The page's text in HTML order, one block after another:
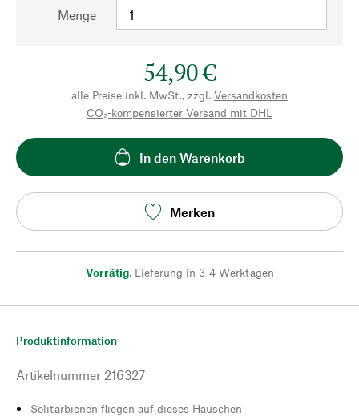
Menge
54,90 €
alle Preise inkl. MwSt., zzgl. Versandkosten
CO₂-kompensierter Versand mit DHL
In den Warenkorb
Merken
Vorrätig, Lieferung in 3-4 Werktagen
Produktinformation
Artikelnummer 216327
Solitärbienen fliegen auf dieses Häuschen